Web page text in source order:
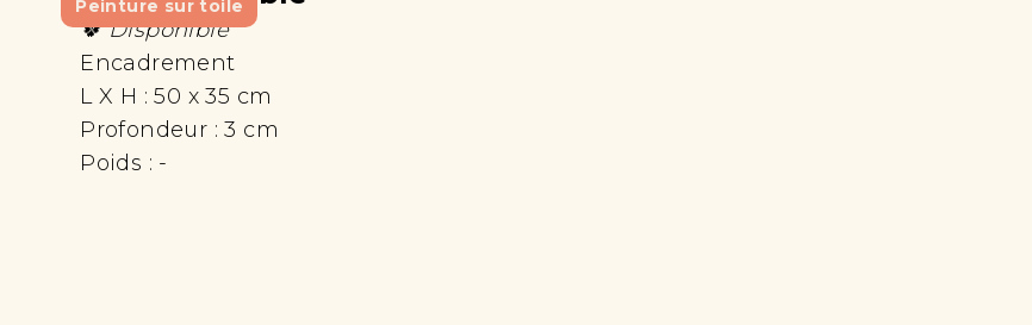
Peinture sur toile
🍀 Disponible
Encadrement
L X H :50 x 35 cm
Profondeur :3 cm
Poids : -